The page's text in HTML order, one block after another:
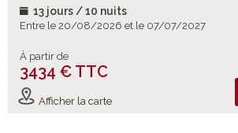
vivantes et art de vivre local. Avec en toile
générosité et la chaleur incomparable de
13 jours / 10 nuits
Entre le 20/08/2026 et le 07/07/2027
À partir de
3434 € TTC
Afficher la carte